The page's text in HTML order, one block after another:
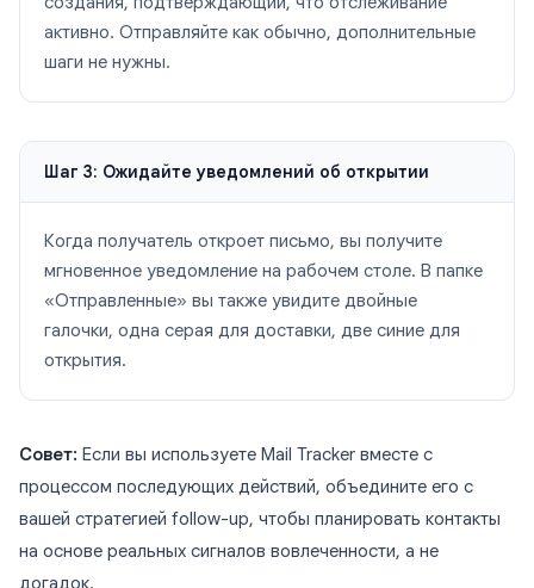
активно. Отправляйте как обычно, дополнительные
шаги не нужны.
Шаг 3: Ожидайте уведомлений об открытии
Когда получатель откроет письмо, вы получите
мгновенное уведомление на рабочем столе. В папке
«Отправленные» вы также увидите двойные
галочки, одна серая для доставки, две синие для
открытия.
Совет: Если вы используете Mail Tracker вместе с
процессом последующих действий, объедините его с
вашей стратегией follow-up, чтобы планировать контакты
на основе реальных сигналов вовлеченности, а не
догадок.